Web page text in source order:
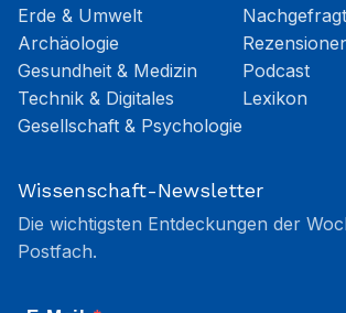
Erde & Umwelt
Archäologie
Gesundheit & Medizin
Technik & Digitales
Gesellschaft & Psychologie
Nachgefragt
Podcast
Lexikon
Wissenschaft-Newsletter
Die wichtigsten Entdeckungen der
Postfach.